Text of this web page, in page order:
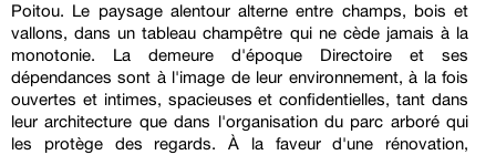
Poitou. Le paysage alentour alterne entre champs, bois et
vallons, dans un tableau champêtre qui ne cède jamais à la
monotonie. La demeure d'époque Directoire et ses
dépendances sont à l'image de leur environnement, à la fois
ouvertes et intimes, spacieuses et confidentielles, tant dans
leur architecture que dans l'organisation du parc arboré qui
les protège des regards. À la faveur d'une rénovation,